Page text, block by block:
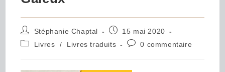
Stéphanie Chaptal
15 mai 2020
Livres
/ Livres traduits 0 commentaire